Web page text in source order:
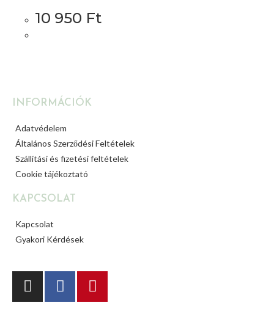
10 950 Ft
INFORMÁCIÓK
Adatvédelem
Általános Szerződési Feltételek
Szállítási és fizetési feltételek
Cookie tájékoztató
KAPCSOLAT
Kapcsolat
Gyakori Kérdések